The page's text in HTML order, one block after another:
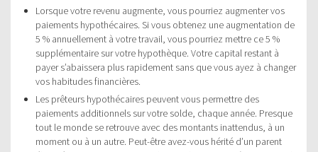
Lorsque votre revenu augmente, vous pourriez augmenter vos
paiements hypothécaires. Si vous obtenez une augmentation de
5 % annuellement à votre travail, vous pourriez mettre ce 5 %
supplémentaire sur votre hypothèque. Votre capital restant à
payer s’abaissera plus rapidement sans que vous ayez à changer
vos habitudes financières.
Les prêteurs hypothécaires peuvent vous permettre des
paiements additionnels sur votre solde, chaque année. Presque
tout le monde se retrouve avec des montants inattendus, à un
moment ou à un autre. Peut-être avez-vous hérité d’un parent